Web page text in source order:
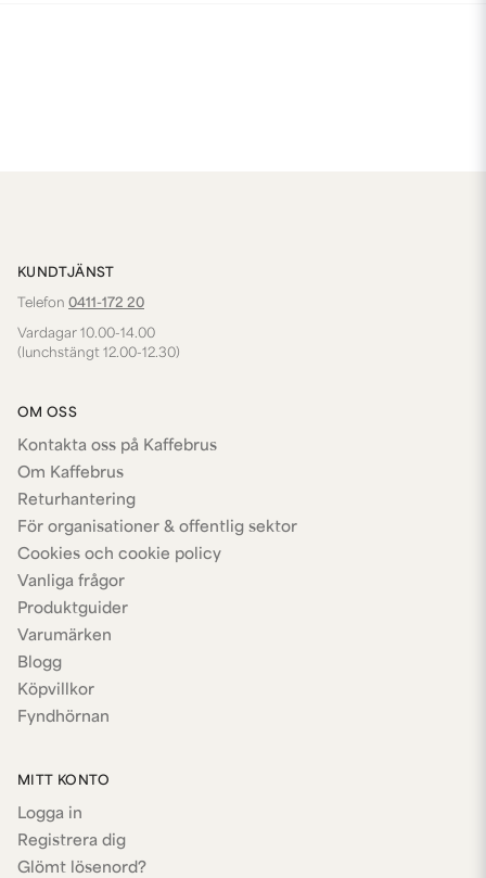
KUNDTJÄNST
Telefon 0411-172 20
Vardagar 10.00-14.00
(lunchstängt 12.00-12.30)
OM OSS
Kontakta oss på Kaffebrus
Om Kaffebrus
Returhantering
För organisationer & offentlig sektor
Cookies och cookie policy
Vanliga frågor
Produktguider
Varumärken
Blogg
Köpvillkor
Fyndhörnan
MITT KONTO
Logga in
Registrera dig
Glömt lösenord?